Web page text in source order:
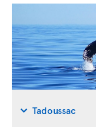
Tadoussac